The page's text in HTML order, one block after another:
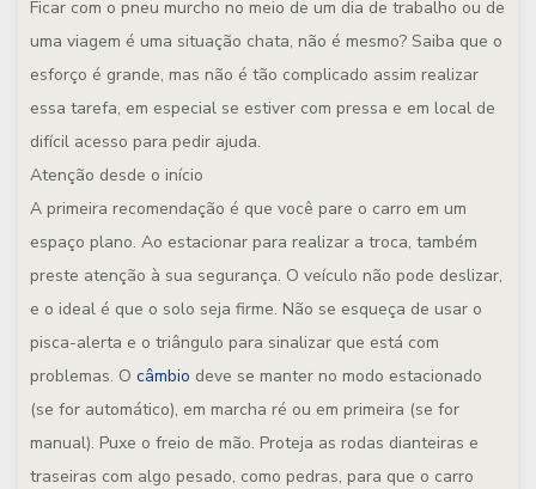
Ficar com o pneu murcho no meio de um dia de trabalho ou de
uma viagem é uma situação chata, não é mesmo? Saiba que o
esforço é grande, mas não é tão complicado assim realizar
essa tarefa, em especial se estiver com pressa e em local de
difícil acesso para pedir ajuda.
Atenção desde o início
A primeira recomendação é que você pare o carro em um
espaço plano. Ao estacionar para realizar a troca, também
preste atenção à sua segurança. O veículo não pode deslizar,
e o ideal é que o solo seja firme. Não se esqueça de usar o
pisca-alerta e o triângulo para sinalizar que está com
problemas. O câmbio deve se manter no modo estacionado
(se for automático), em marcha ré ou em primeira (se for
manual). Puxe o freio de mão. Proteja as rodas dianteiras e
traseiras com algo pesado, como pedras, para que o carro